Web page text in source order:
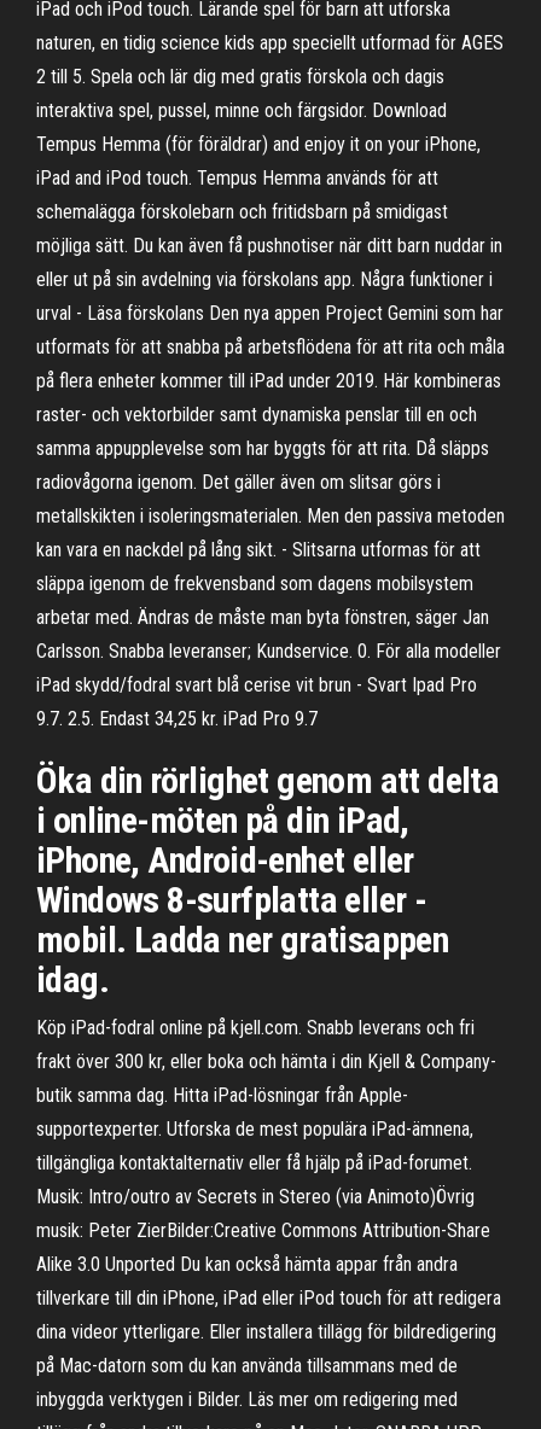
iPad och iPod touch. ‎Lärande spel för barn att utforska
naturen, en tidig science kids app speciellt utformad för AGES
2 till 5. Spela och lär dig med gratis förskola och dagis
interaktiva spel, pussel, minne och färgsidor. Download
Tempus Hemma (för föräldrar) and enjoy it on your iPhone,
iPad and iPod touch. ‎Tempus Hemma används för att
schemalägga förskolebarn och fritidsbarn på smidigast
möjliga sätt. Du kan även få pushnotiser när ditt barn nuddar in
eller ut på sin avdelning via förskolans app. Några funktioner i
urval - Läsa förskolans Den nya appen Project Gemini som har
utformats för att snabba på arbetsflödena för att rita och måla
på flera enheter kommer till iPad under 2019. Här kombineras
raster- och vektorbilder samt dynamiska penslar till en och
samma appupplevelse som har byggts för att rita. Då släpps
radiovågorna igenom. Det gäller även om slitsar görs i
metallskikten i isoleringsmaterialen. Men den passiva metoden
kan vara en nackdel på lång sikt. - Slitsarna utformas för att
släppa igenom de frekvensband som dagens mobilsystem
arbetar med. Ändras de måste man byta fönstren, säger Jan
Carlsson. Snabba leveranser; Kundservice. 0. För alla modeller
iPad skydd/fodral svart blå cerise vit brun - Svart Ipad Pro
9.7. 2.5. Endast 34,25 kr. iPad Pro 9.7
Öka din rörlighet genom att delta
i online-möten på din iPad,
iPhone, Android-enhet eller
Windows 8-surfplatta eller -
mobil. Ladda ner gratisappen
idag.
Köp iPad-fodral online på kjell.com. Snabb leverans och fri
frakt över 300 kr, eller boka och hämta i din Kjell & Company-
butik samma dag. Hitta iPad-lösningar från Apple-
supportexperter. Utforska de mest populära iPad-ämnena,
tillgängliga kontaktalternativ eller få hjälp på iPad-forumet.
Musik: Intro/outro av Secrets in Stereo (via Animoto)Övrig
musik: Peter ZierBilder:Creative Commons Attribution-Share
Alike 3.0 Unported Du kan också hämta appar från andra
tillverkare till din iPhone, iPad eller iPod touch för att redigera
dina videor ytterligare. Eller installera tillägg för bildredigering
på Mac-datorn som du kan använda tillsammans med de
inbyggda verktygen i Bilder. Läs mer om redigering med